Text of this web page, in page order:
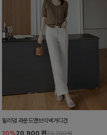
윌리덤 라운드앤브이넥가디건
10%20,900 원23,200원